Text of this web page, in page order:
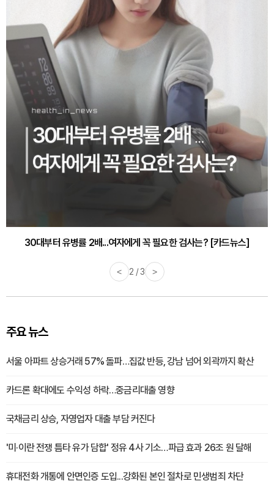
감기·독감 예방하고 면역력 높이는 4가지 영양제 [카드뉴스]
< 3 / 3 >
주요 뉴스
서울 아파트 상승거래 57% 돌파…집값 반등, 강남 넘어 외곽까지 확산
카드론 확대에도 수익성 하락…중금리대출 영향
국채금리 상승, 자영업자 대출 부담 커진다
'미·이란 전쟁 틈타 유가 담합' 정유 4사 기소…파급 효과 26조 원 달해
휴대전화 개통에 안면인증 도입...강화된 본인 절차로 민생범죄 차단